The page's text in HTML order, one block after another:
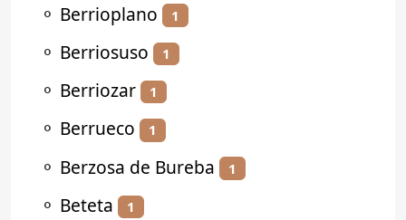
⚬ Berrioplano 1
⚬ Berriosuso 1
⚬ Berriozar 1
⚬ Berrueco 1
⚬ Berzosa de Bureba 1
⚬ Beteta 1